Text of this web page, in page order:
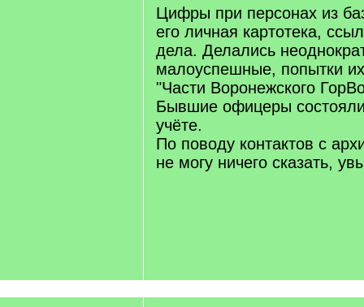
q
]
Цифры при персонах из
его личная картотека,
дела. Делались
малоуспешные, попытки
"Части Воронежского
Бывшие офицеры
учёте.
По поводу контактов с
не могу ничего сказать,